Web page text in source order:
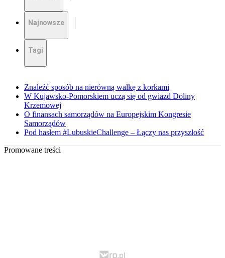
Najnowsze
Tagi
Znaleźć sposób na nierówną walkę z korkami
W Kujawsko-Pomorskiem uczą się od gwiazd Doliny
Krzemowej
O finansach samorządów na Europejskim Kongresie
Samorządów
Pod hasłem #LubuskieChallenge – Łączy nas przyszłość
Promowane treści